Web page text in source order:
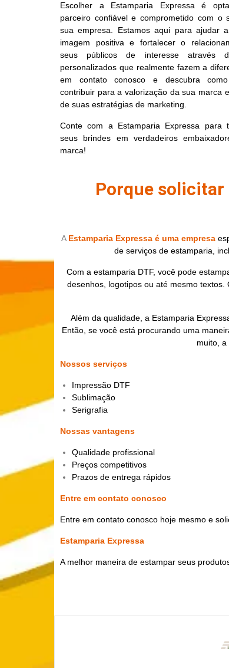
Escolher a Estamparia Expressa é
parceiro confiável e comprometido com o
sua empresa. Estamos aqui para ajudar
imagem positiva e fortalecer o
seus públicos de interesse através
personalizados que realmente fazem a
em contato conosco e descubra
contribuir para a valorização da sua marca
de suas estratégias de marketing.
Conte com a Estamparia Expressa para
seus brindes em verdadeiros
marca!
Porque solicitar
A Estamparia Expressa é uma empresa
de serviços de estamparia,
Com a estamparia DTF, você pode
desenhos, logotipos ou até mesmo
Além da qualidade, a Estamparia
Então, se você está procurando uma
muito, a
Nossos serviços
Impressão DTF
Sublimação
Serigrafia
Nossas vantagens
Qualidade profissional
Preços competitivos
Prazos de entrega rápidos
Entre em contato conosco
Entre em contato conosco hoje mesmo e
Estamparia Expressa
A melhor maneira de estampar seus